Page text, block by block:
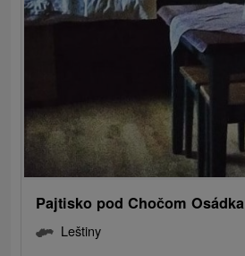
Pajtisko pod Chočom Osádka
Leštiny